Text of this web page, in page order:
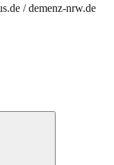
/ demenz-nrw.de